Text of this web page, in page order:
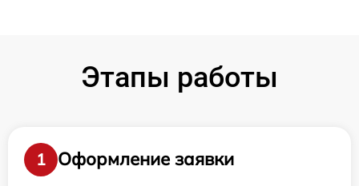
Этапы работы
1
Оформление заявки